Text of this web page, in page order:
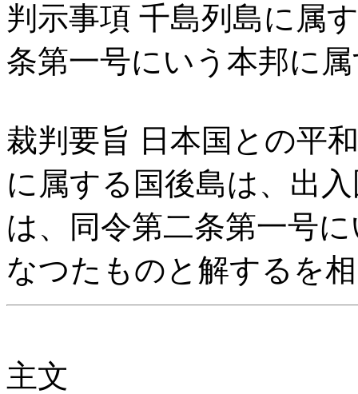
判示事項 千島列島に属
条第一号にいう本邦に
裁判要旨 日本国との平
に属する国後島は、出
は、同令第二条第一号
なつたものと解するを
主文